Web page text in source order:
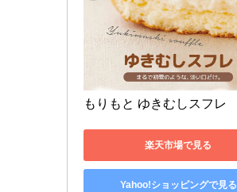
もりもと ゆきむしスフレ
楽天市場で見る
Yahoo!ショッピングで見る